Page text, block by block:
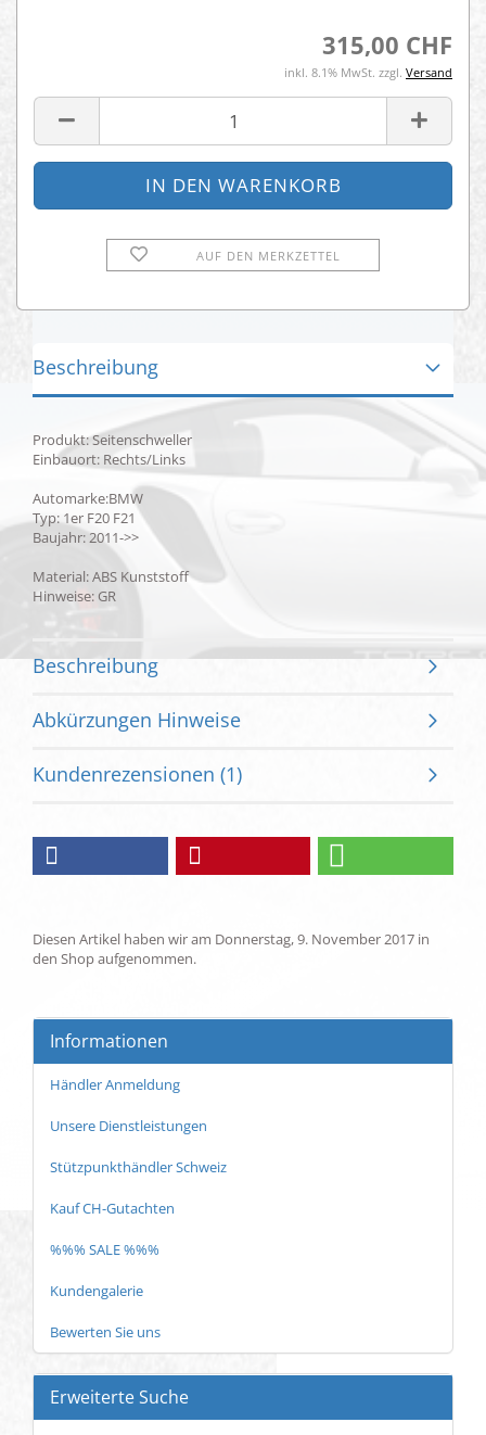
315,00 CHF
inkl. 8.1% MwSt. zzgl. Versand
AUF DEN MERKZETTEL
Beschreibung
Produkt: Seitenschweller
Einbauort: Rechts/Links
Automarke:BMW
Typ: 1er F20 F21
Baujahr: 2011->>
Material: ABS Kunststoff
Hinweise: GR
Beschreibung
Abkürzungen Hinweise
Kundenrezensionen (1)
Diesen Artikel haben wir am Donnerstag, 9. November 2017 in
den Shop aufgenommen.
Informationen
Händler Anmeldung
Unsere Dienstleistungen
Stützpunkthändler Schweiz
Kauf CH-Gutachten
%%% SALE %%%
Kundengalerie
Bewerten Sie uns
Erweiterte Suche